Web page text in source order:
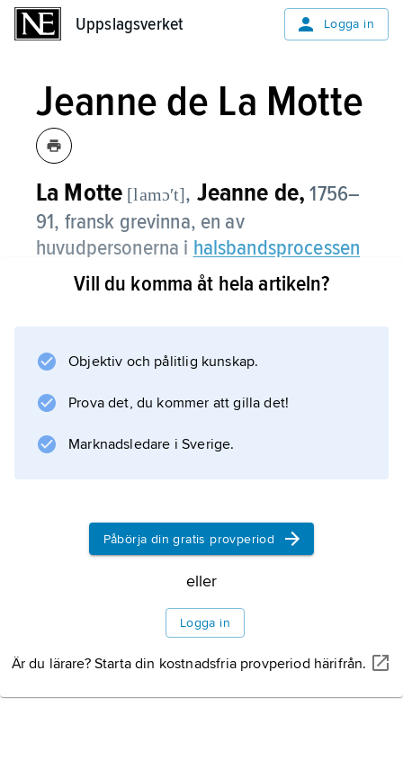
Uppslagsverket Logga in
Jeanne de La Motte
La Motte [lamɔʹt], Jeanne de, 1756–
91, fransk grevinna, en av
huvudpersonerna i halsbandsprocessen
1785–86.
Vill du komma åt hela artikeln?
Objektiv och pålitlig kunskap.
Prova det, du kommer att gilla det!
Marknadsledare i Sverige.
Påbörja din gratis provperiod
eller
Logga in
Är du lärare? Starta din kostnadsfria provperiod härifrån.